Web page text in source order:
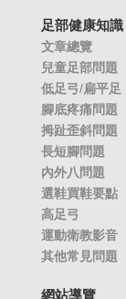
足部健康知識
文章總覽
兒童足部問題
低足弓/扁平足
腳底疼痛問題
拇趾歪斜問題
長短腳問題
內外八問題
選鞋買鞋要點
高足弓
運動衛教影音
其他常見問題
網站導覽